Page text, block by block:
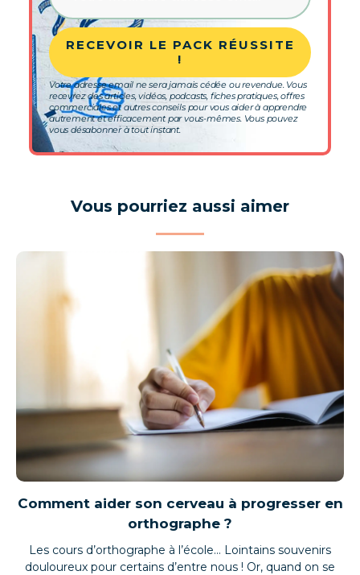
RECEVOIR LE PACK RÉUSSITE
!
Votre adresse email ne sera jamais cédée ou revendue. Vous
recevrez des articles, vidéos, podcasts, fiches pratiques, offres
commerciales et autres conseils pour vous aider à apprendre
autrement et efficacement par vous-mêmes. Vous pouvez
vous désabonner à tout instant.
Vous pourriez aussi aimer
Comment aider son cerveau à progresser en
orthographe ?
Les cours d’orthographe à l’école… Lointains souvenirs
douloureux pour certains d’entre nous ! Or, quand on se